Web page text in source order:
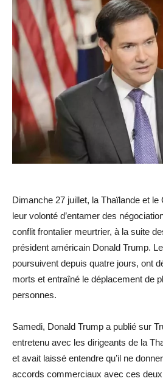
Dimanche 27 juillet, la Thaïlande et
leur volonté d’entamer des
conflit frontalier meurtrier, à la suite
président américain Donald Trump.
poursuivent depuis quatre jours, ont
morts et entraîné le déplacement de
personnes.
Samedi, Donald Trump a publié sur
entretenu avec les dirigeants de la
et avait laissé entendre qu’il ne
accords commerciaux avec ces